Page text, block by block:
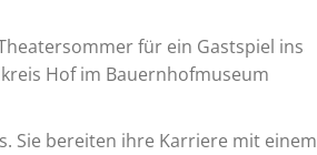
für ein Gastspiel ins
Hof im Bauernhofmuseum
Sie bereiten ihre Karriere mit einem